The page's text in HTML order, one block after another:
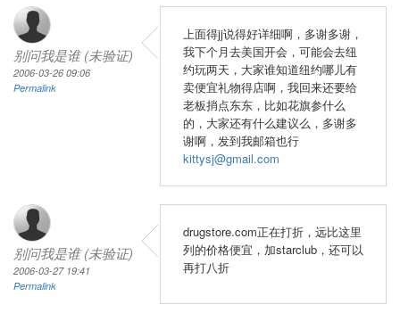
别问我是谁 (未验证)
2006-03-26 09:06
Permalink
上面得jj说得好详细啊，多谢多谢，
我下个月去美国开会，可能会去纽
约玩两天，大家谁知道纽约哪儿有
卖便宜礼物得店啊，我回来还要给
老板捎点东东，比如花旗参什么
的，大家还有什么建议么，多谢多
谢啊，发到我邮箱也行
kittysj@gmail.com
别问我是谁 (未验证)
2006-03-27 19:41
Permalink
drugstore.com正在打折，远比这里
列的价格便宜，加starclub，还可以
再打八折